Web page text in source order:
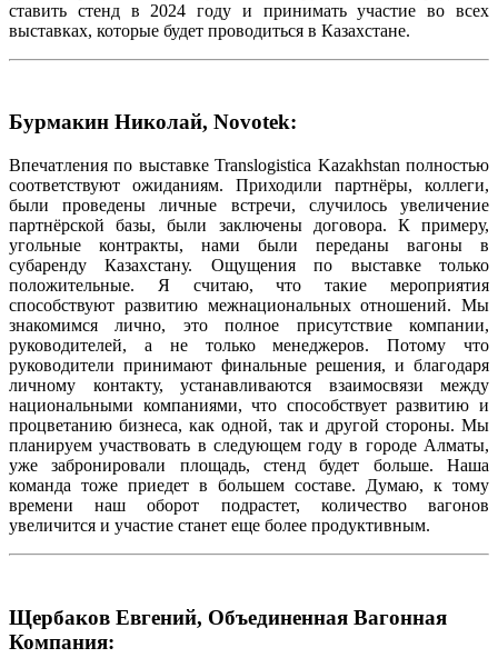
ставить стенд в 2024 году и принимать участие во всех
выставках, которые будет проводиться в Казахстане.
Бурмакин Николай, Novotek:
Впечатления по выставке Translogistica Kazakhstan полностью
соответствуют ожиданиям. Приходили партнёры, коллеги,
были проведены личные встречи, случилось увеличение
партнёрской базы, были заключены договора. К примеру,
угольные контракты, нами были переданы вагоны в
субаренду Казахстану. Ощущения по выставке только
положительные. Я считаю, что такие мероприятия
способствуют развитию межнациональных отношений. Мы
знакомимся лично, это полное присутствие компании,
руководителей, а не только менеджеров. Потому что
руководители принимают финальные решения, и благодаря
личному контакту, устанавливаются взаимосвязи между
национальными компаниями, что способствует развитию и
процветанию бизнеса, как одной, так и другой стороны. Мы
планируем участвовать в следующем году в городе Алматы,
уже забронировали площадь, стенд будет больше. Наша
команда тоже приедет в большем составе. Думаю, к тому
времени наш оборот подрастет, количество вагонов
увеличится и участие станет еще более продуктивным.
Щербаков Евгений, Объединенная Вагонная
Компания: